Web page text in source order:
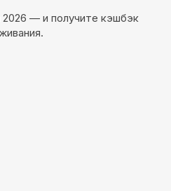
2026 — и получите кэшбэк